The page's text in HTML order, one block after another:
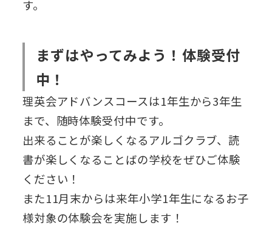
す。
まずはやってみよう！体験受付
中！
理英会アドバンスコースは1年生から3年生
まで、随時体験受付中です。
出来ることが楽しくなるアルゴクラブ、読
書が楽しくなることばの学校をぜひご体験
ください！
また11月末からは来年小学1年生になるお子
様対象の体験会を実施します！